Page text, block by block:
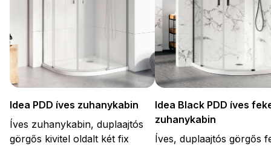
Idea PDD íves zuhanykabin
Íves zuhanykabin, duplaajtós
görgős kivitel oldalt két fix
Idea Black PDD íves
zuhanykabin
Íves, duplaajtós görgős